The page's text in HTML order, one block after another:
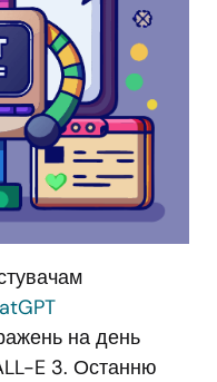
на день
E 3. Останню